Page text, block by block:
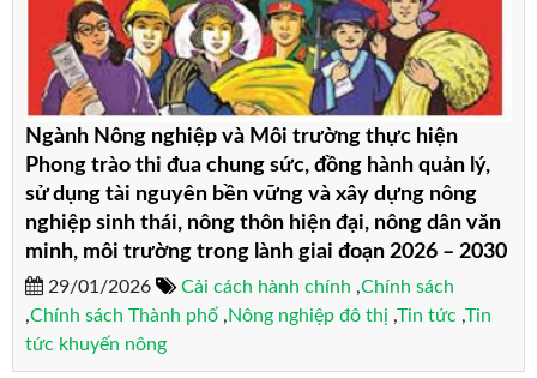
Ngành Nông nghiệp và Môi trường thực hiện
Phong trào thi đua chung sức, đồng hành quản lý,
sử dụng tài nguyên bền vững và xây dựng nông
nghiệp sinh thái, nông thôn hiện đại, nông dân văn
minh, môi trường trong lành giai đoạn 2026 – 2030
29/01/2026 Cải cách hành chính ,Chính sách
,Chính sách Thành phố ,Nông nghiệp đô thị ,Tin tức ,Tin
tức khuyến nông